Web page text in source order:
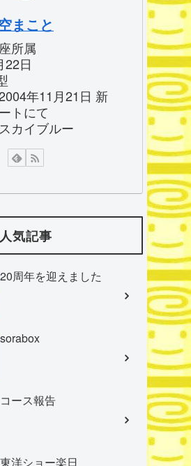
まこと
所属
22日
年11月21日 新
トにて
カイブルー
人気記事
20周年を迎えました
sorabox
コース報告
東洋ショー楽日